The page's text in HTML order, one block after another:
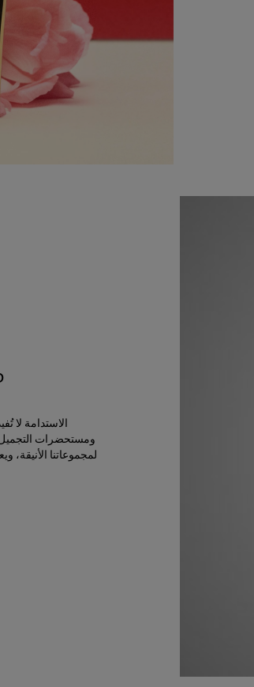
الاستدامة لا
ومستحضرات التجميل
لمجموعاتنا الأنيقة،